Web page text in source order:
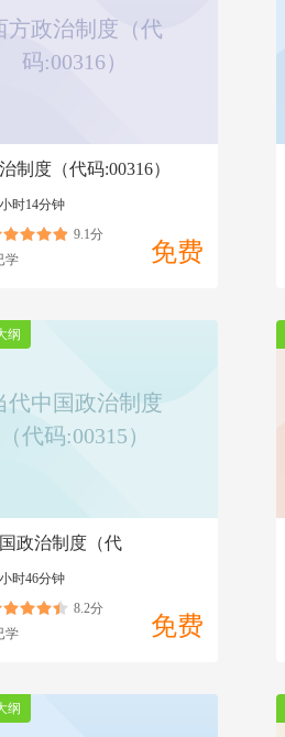
方政治制度（代
码:00316）
制度（代码:00316）
时14分钟
免费
9.1分
学
纲
代中国政治制度
（代码:00315）
政治制度（代
时46分钟
免费
8.2分
学
纲